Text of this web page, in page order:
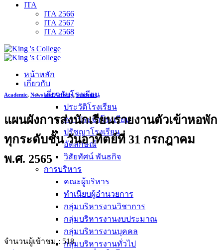
ITA
ITA 2566
ITA 2567
ITA 2568
หน้าหลัก
เกี่ยวกับ
เกี่ยวกับโรงเรียน
ประวัติโรงเรียน
ตราประจำโรงเรียน
ปรัชญาโรงเรียน
อัตลักษณ์
วิสัยทัศน์ พันธกิจ
การบริหาร
คณะผู้บริหาร
ทำเนียบผู้อำนวยการ
กลุ่มบริหารงานวิชาการ
กลุ่มบริหารงานงบประมาณ
กลุ่มบริหารงานบุคคล
กลุ่มบริหารงานทั่วไป
Academic, News and Activity,Students
แผนผังการส่งนักเรียนรายงานตัวเข้าหอพัก
ทุกระดับชั้น วันอาทิตย์ที่ 31 กรกฎาคม
พ.ศ. 2565
จำนวนผู้เข้าชม : 518